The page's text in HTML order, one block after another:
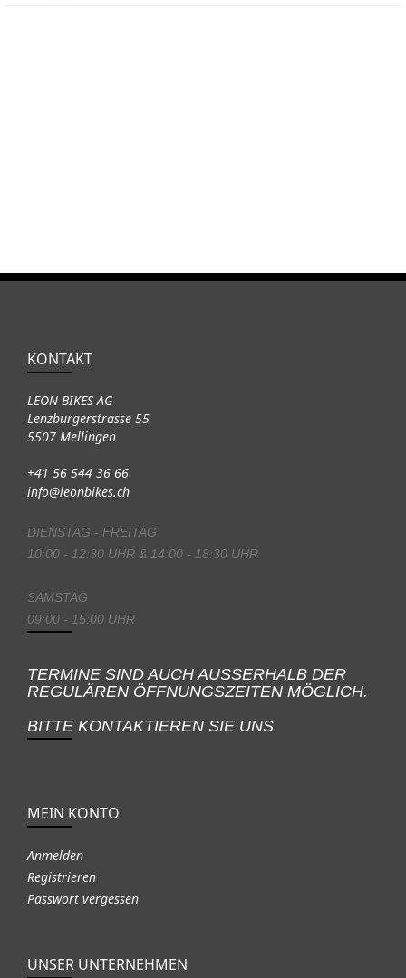
KONTAKT
LEON BIKES AG
Lenzburgerstrasse 55
5507 Mellingen
+41 56 544 36 66
info@leonbikes.ch
DIENSTAG - FREITAG
10:00 - 12:30 UHR & 14:00 - 18:30 UHR
SAMSTAG
09:00 - 15:00 UHR
TERMINE SIND AUCH AUSSERHALB DER
REGULÄREN ÖFFNUNGSZEITEN MÖGLICH.
BITTE KONTAKTIEREN SIE UNS
MEIN KONTO
Anmelden
Registrieren
Passwort vergessen
UNSER UNTERNEHMEN